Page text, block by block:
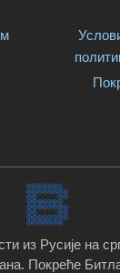
из Русије на
Покреће